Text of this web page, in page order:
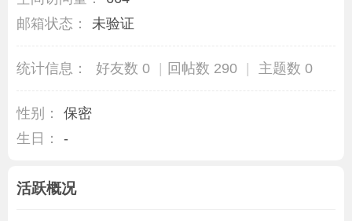
邮箱状态：
未验证
统计信息： 好友数 0 | 回帖数 290 | 主题数 0
性别：
保密
生日：
-
活跃概况